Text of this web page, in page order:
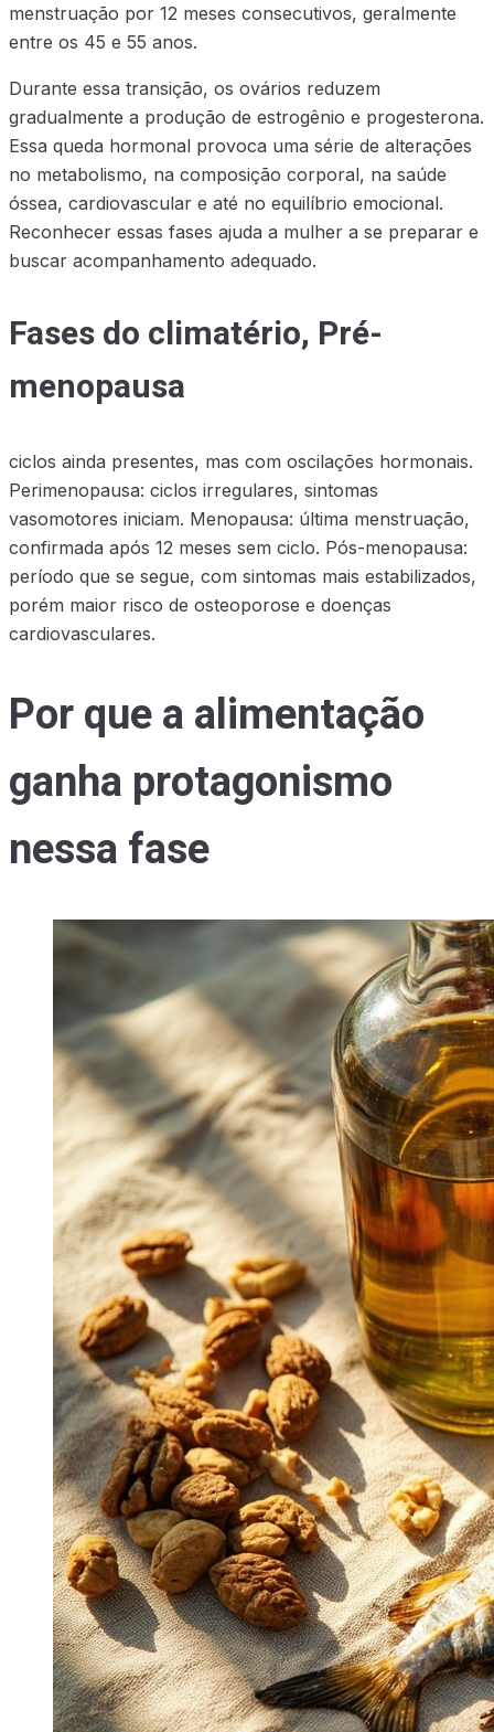
menstruação por 12 meses consecutivos, geralmente
entre os 45 e 55 anos.
Durante essa transição, os ovários reduzem
gradualmente a produção de estrogênio e progesterona.
Essa queda hormonal provoca uma série de alterações
no metabolismo, na composição corporal, na saúde
óssea, cardiovascular e até no equilíbrio emocional.
Reconhecer essas fases ajuda a mulher a se preparar e
buscar acompanhamento adequado.
Fases do climatério, Pré-
menopausa
ciclos ainda presentes, mas com oscilações hormonais.
Perimenopausa: ciclos irregulares, sintomas
vasomotores iniciam. Menopausa: última menstruação,
confirmada após 12 meses sem ciclo. Pós-menopausa:
período que se segue, com sintomas mais estabilizados,
porém maior risco de osteoporose e doenças
cardiovasculares.
Por que a alimentação
ganha protagonismo
nessa fase